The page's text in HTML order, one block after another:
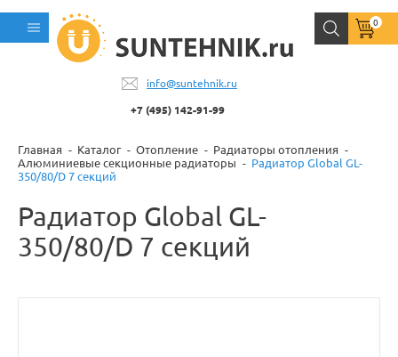
info@suntehnik.ru
+7 (495) 142-91-99
0
Главная Каталог Отопление
Радиаторы отопления
Алюминиевые секционные радиаторы
Радиатор Global GL-
350/80/D 7 секций
Радиатор Global GL-
350/80/D 7 секций